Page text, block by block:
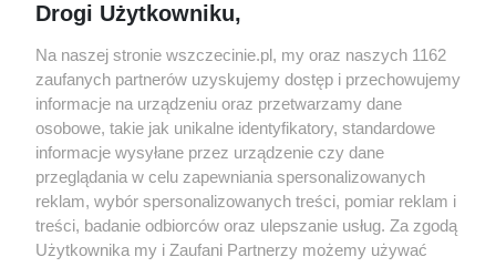
targi
Wernisaże
Więcej
Specjalny koncert z okazji
20. urodzin portalu
wSzczecinie.pl
Regulamin konkursów
śniadaniówka "Hej
Szczecin! Jest piątek!"
Drogi Użytkowniku,
Na naszej stronie wszczecinie.pl, my oraz naszych 1162
zaufanych partnerów uzyskujemy dostęp i przechowujemy
informacje na urządzeniu oraz przetwarzamy dane
osobowe, takie jak unikalne identyfikatory, standardowe
informacje wysyłane przez urządzenie czy dane
przeglądania w celu zapewniania spersonalizowanych
reklam, wybór spersonalizowanych treści, pomiar reklam i
treści, badanie odbiorców oraz ulepszanie usług. Za zgodą
Użytkownika my i Zaufani Partnerzy możemy używać